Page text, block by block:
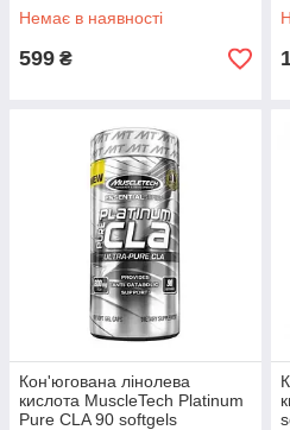
Немає в наявності
599 ₴
Кон'югована лінолева
кислота MuscleTech Platinum
Pure CLA 90 softgels